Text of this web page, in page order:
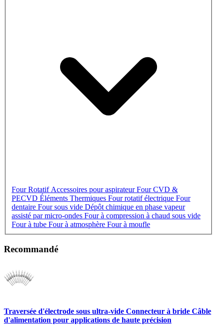
Four RotatifAccessoires pour aspirateurFour CVD &
PECVD Éléments Thermiques Four rotatif électrique Four
dentaire Four sous vide Dépôt chimique en phase vapeur
assisté par micro-ondes Four à compression à chaud sous vide
Four à tube Four à atmosphère Four à moufle
Recommandé
Traversée d'électrode sous ultra-vide Connecteur à bride Câble
d'alimentation pour applications de haute précision